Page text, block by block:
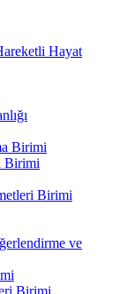
Hayat
Birimi
Birimi
Birimi
ve
Birimi